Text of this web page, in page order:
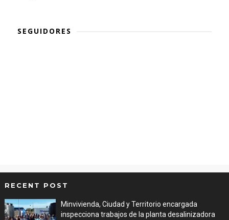
SEGUIDORES
RECENT POST
Minvivienda, Ciudad y Territorio encargada
inspecciona trabajos de la planta desalinizadora